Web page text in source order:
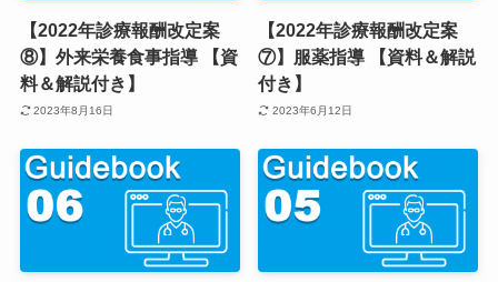
【2022年診療報酬改定案
⑧】外来栄養食事指導 【資
料＆解説付き】
2023年8月16日
【2022年診療報酬改定案
⑦】服薬指導 【資料＆解説
付き】
2023年6月12日